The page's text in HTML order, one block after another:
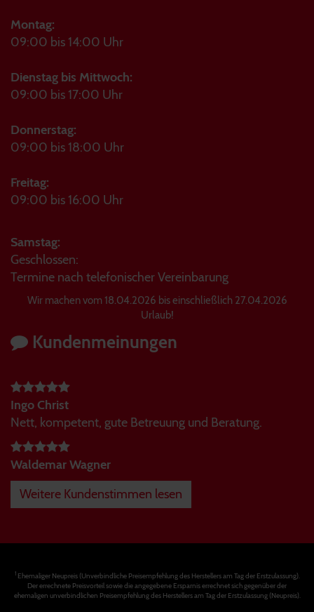
Montag:
09:00 bis 14:00 Uhr
Dienstag bis Mittwoch:
09:00 bis 17:00 Uhr
Donnerstag:
09:00 bis 18:00 Uhr
Freitag:
09:00 bis 16:00 Uhr
Samstag:
Geschlossen:
Termine nach telefonischer Vereinbarung
Wir machen vom 18.04.2026 bis einschließlich 27.04.2026
Urlaub!
Kundenmeinungen
Ingo Christ
Nett, kompetent, gute Betreuung und Beratung.
Waldemar Wagner
Weitere Kundenstimmen lesen
1Ehemaliger Neupreis (Unverbindliche Preisempfehlung des Herstellers am Tag der Erstzulassung).
Der errechnete Preisvorteil sowie die angegebene Ersparnis errechnet sich gegenüber der
ehemaligen unverbindlichen Preisempfehlung des Herstellers am Tag der Erstzulassung (Neupreis).